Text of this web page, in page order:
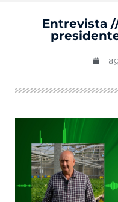
Entrevista